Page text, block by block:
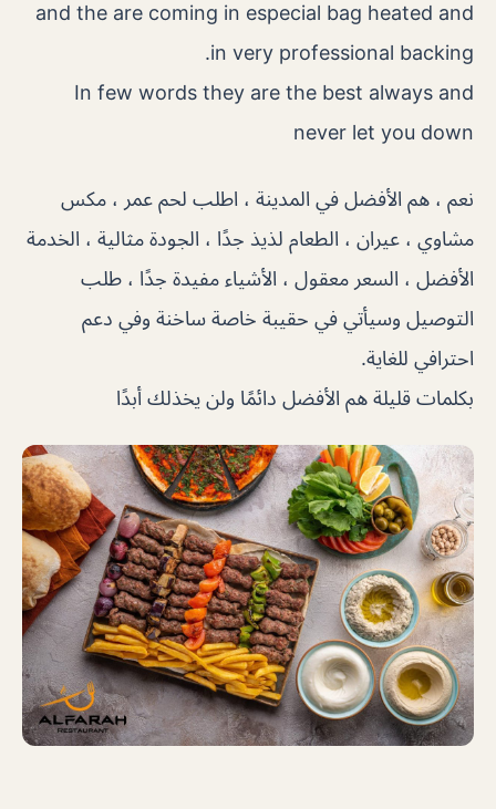
and the are coming in especial bag heated and
in very professional backing.
In few words they are the best always and
never let you down
نعم ، هم الأفضل في المدينة ، اطلب لحم عمر ، مكس
مشاوي ، عيران ، الطعام لذيذ جدًا ، الجودة مثالية ، الخدمة
الأفضل ، السعر معقول ، الأشياء مفيدة جدًا ، طلب
التوصيل وسيأتي في حقيبة خاصة ساخنة وفي دعم
احترافي للغاية.
بكلمات قليلة هم الأفضل دائمًا ولن يخذلك أبدًا